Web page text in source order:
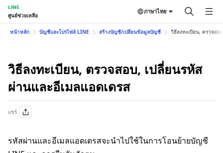
LINE
ศูนย์ช่วยเหลือ
ภาษาไทย
หน้าหลัก บัญชีและโปรไฟล์ LINE สร้างบัญชี/เปลี่ยนข้อมูลบัญชี วิธีลงทะเบียน, ตรวจสอ
วิธีลงทะเบียน, ตรวจสอบ, เปลี่ยนรหัส
ผ่านและอีเมลแอดเดรส
แชร์
รหัสผ่านและอีเมลแอดเดรสจะนำไปใช้ในการโอนย้ายบัญชี